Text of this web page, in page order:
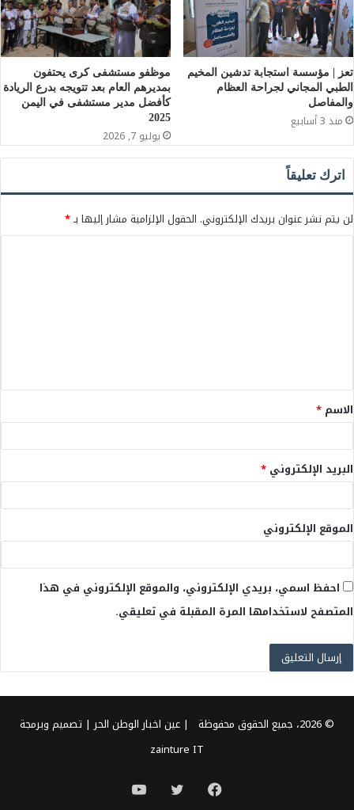
تعز | مؤسسة استجابة تدشين المخيم
الطبي المجاني لجراحة العظام
والمفاصل
منذ 3 أسابيع
موظفو مستشفى كرى يحتفون
بمديرهم العام بعد تتويجه بدرع الريادة
كأفضل مدير مستشفى في اليمن
2025
يوليو 7, 2026
اترك تعليقاً
لن يتم نشر عنوان بريدك الإلكتروني. الحقول الإلزامية مشار إليها بـ*
ق
*
الاسم *
البريد الإلكتروني *
الموقع الإلكتروني
احفظ اسمي، بريدي الإلكتروني، والموقع الإلكتروني في هذا
المتصفح لاستخدامها المرة المقبلة في تعليقي.
© 2026، جميع الحقوق محفوظة | عين اخبار الوطن الحر| تصميم وبرمجة
zainture IT
فيسبوك تويتر